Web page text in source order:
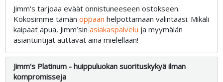
Jimm's tarjoaa eväät onnistuneeseen ostokseen.
Kokosimme tämänoppaan helpottamaan valintaasi. Mikäli
kaipaat apua, Jimm’sinasiakaspalvelu ja myymälän
asiantuntijat auttavat aina mielellään!
Jimm's Platinum - huippuluokan suorituskykyä ilman
kompromisseja